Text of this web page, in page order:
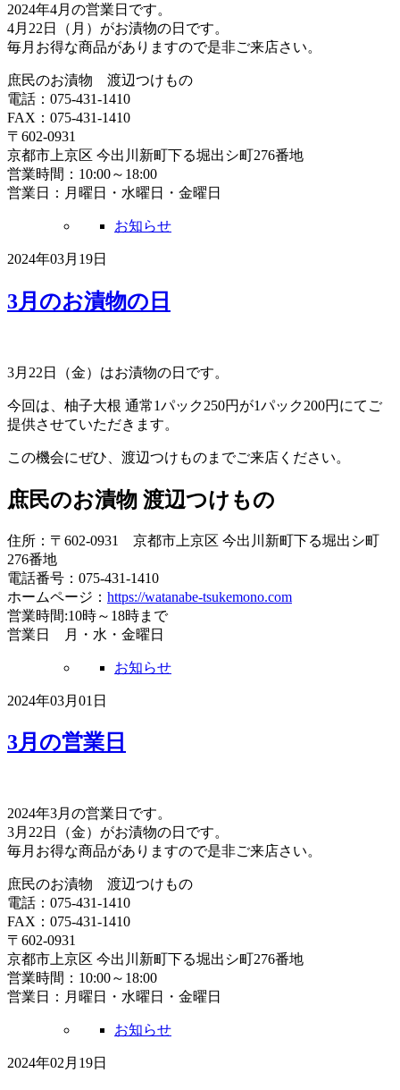
2024年4月の営業日です。
4月22日（月）がお漬物の日です。
毎月お得な商品がありますので是非ご来店さい。
庶民のお漬物 渡辺つけもの
電話：075-431-1410
FAX：075-431-1410
〒602-0931
京都市上京区 今出川新町下る堀出シ町276番地
営業時間：10:00～18:00
営業日：月曜日・水曜日・金曜日
お知らせ
2024年03月19日
3月のお漬物の日
3月22日（金）はお漬物の日です。
今回は、柚子大根 通常1パック250円が1パック200円にてご
提供させていただきます。
この機会にぜひ、渡辺つけものまでご来店ください。
庶民のお漬物 渡辺つけもの
住所：〒602-0931 京都市上京区 今出川新町下る堀出シ町
276番地
電話番号：075-431-1410
ホームページ： https://watanabe-tsukemono.com
営業時間:10時～18時まで
営業日 月・水・金曜日
お知らせ
2024年03月01日
3月の営業日
2024年3月の営業日です。
3月22日（金）がお漬物の日です。
毎月お得な商品がありますので是非ご来店さい。
庶民のお漬物 渡辺つけもの
電話：075-431-1410
FAX：075-431-1410
〒602-0931
京都市上京区 今出川新町下る堀出シ町276番地
営業時間：10:00～18:00
営業日：月曜日・水曜日・金曜日
お知らせ
2024年02月19日